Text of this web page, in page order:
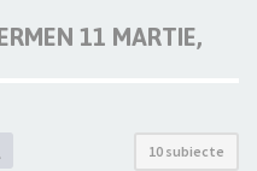
11 MARTIE,
10 subiecte